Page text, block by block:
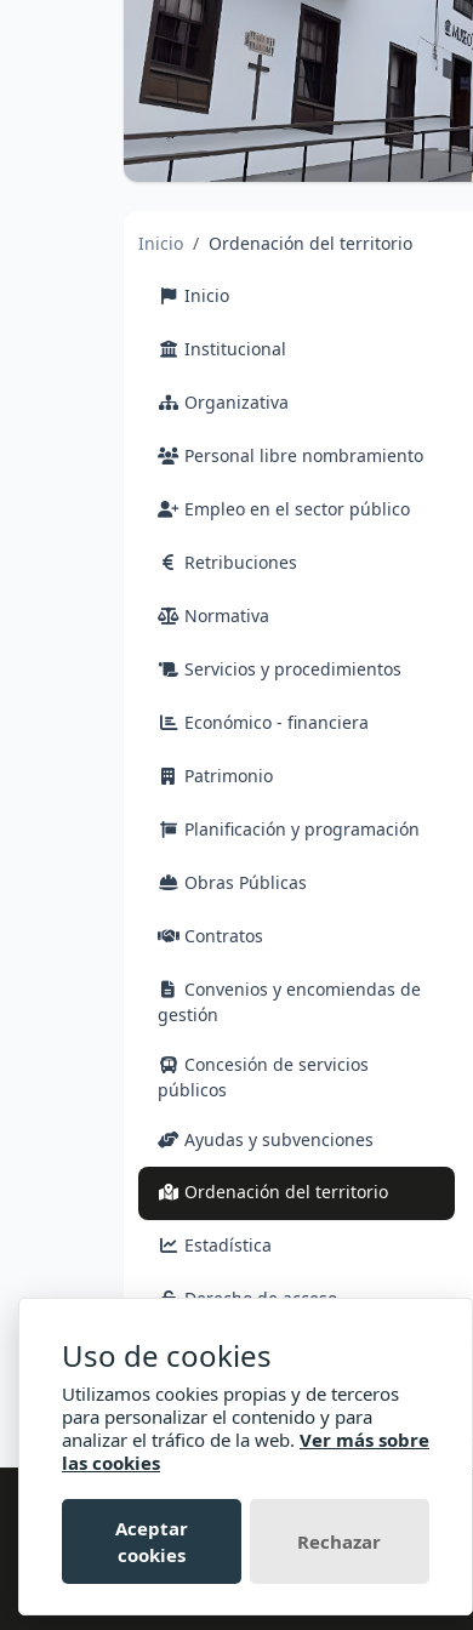
Inicio Ordenación del territorio
Inicio
Institucional
Organizativa
Personal libre nombramiento
Empleo en el sector público
Retribuciones
Normativa
Servicios y procedimientos
Económico - financiera
Patrimonio
Planificación y programación
Obras Públicas
Contratos
Convenios y encomiendas de
gestión
Concesión de servicios
públicos
Ayudas y subvenciones
Ordenación del territorio(actual)
Estadística
Derecho de acceso
Consulta pública
Uso de cookies
Utilizamos cookies propias y de terceros
para personalizar el contenido y para
analizar el tráfico de la web. Ver más sobre
las cookies
Aceptar
cookies
Rechazar